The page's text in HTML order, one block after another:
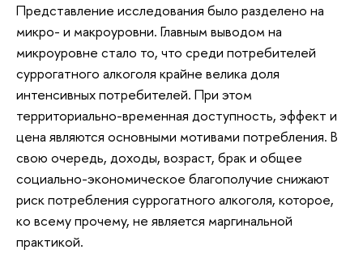
Представление исследования было разделено на
микро- и макроуровни. Главным выводом на
микроуровне стало то, что среди потребителей
суррогатного алкоголя крайне велика доля
интенсивных потребителей. При этом
территориально-временная доступность, эффект и
цена являются основными мотивами потребления. В
свою очередь, доходы, возраст, брак и общее
социально-экономическое благополучие снижают
риск потребления суррогатного алкоголя, которое,
ко всему прочему, не является маргинальной
практикой.